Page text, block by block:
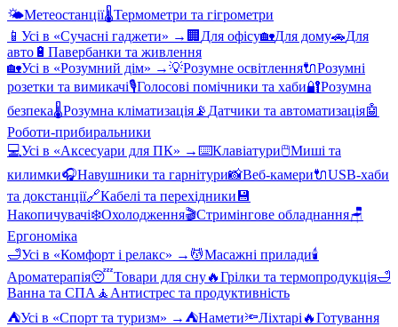
🌤️Метеостанції🌡️Термометри та гігрометри
📱 Усі в «Сучасні гаджети» → 🏢 Для офісу🏡Для дому🚗Для
авто 🔋 Павербанки та живлення
🏡Усі в «Розумний дім» →💡Розумне освітлення🔌Розумні
розетки та вимикачі🎙️Голосові помічники та хаби🔐Розумна
безпека🌡️Розумна кліматизація 📡 Датчики та автоматизація🤖
Роботи-прибиральники
💻Усі в «Аксесуари для ПК» →⌨️Клавіатури🖱️Миші та
килимки🎧Навушники та гарнітури📸Веб-камери🔌USB-хаби
та докстанції🔗Кабелі та перехідники 💾
Накопичувачі❄️Охолодження🎬Стримінгове обладнання🪑
Ергономіка
🛁Усі в «Комфорт і релакс» → 💆Масажні прилади🕯️
Ароматерапія😴Товари для сну🔥Грілки та термопродукція🛁
Ванна та СПА 🧘 Антистрес та продуктивність
⛺Усі в «Спорт та туризм» → ⛺Намети🔦Ліхтарі 🔥Готування